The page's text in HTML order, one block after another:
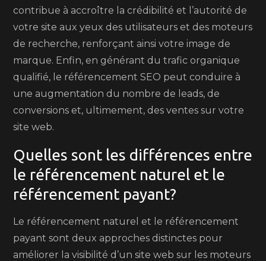
contribue à accroître la crédibilité et l’autorité de
votre site aux yeux des utilisateurs et des moteurs
de recherche, renforçant ainsi votre image de
marque. Enfin, en générant du trafic organique
qualifié, le référencement SEO peut conduire à
une augmentation du nombre de leads, de
conversions et, ultimement, des ventes sur votre
site web.
Quelles sont les différences entre
le référencement naturel et le
référencement payant?
Le référencement naturel et le référencement
payant sont deux approches distinctes pour
améliorer la visibilité d’un site web sur les moteurs